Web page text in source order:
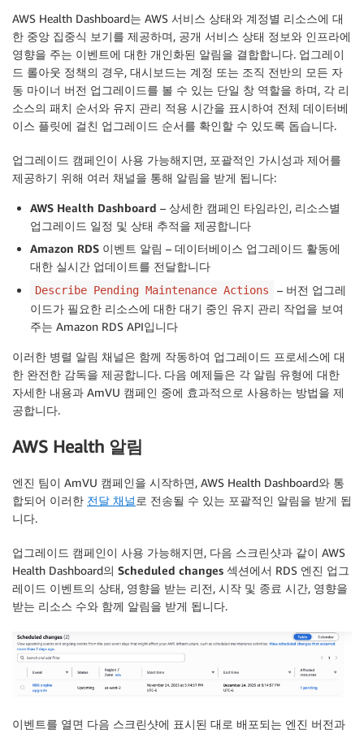
AWS Health Dashboard는 AWS 서비스 상태와 계정별 리소스에 대
한 중앙 집중식 보기를 제공하며, 공개 서비스 상태 정보와 인프라에
영향을 주는 이벤트에 대한 개인화된 알림을 결합합니다. 업그레이
드 롤아웃 정책의 경우, 대시보드는 계정 또는 조직 전반의 모든 자
동 마이너 버전 업그레이드를 볼 수 있는 단일 창 역할을 하며, 각 리
소스의 패치 순서와 유지 관리 적용 시간을 표시하여 전체 데이터베
이스 플릿에 걸친 업그레이드 순서를 확인할 수 있도록 돕습니다.
업그레이드 캠페인이 사용 가능해지면, 포괄적인 가시성과 제어를
제공하기 위해 여러 채널을 통해 알림을 받게 됩니다:
AWS Health Dashboard – 상세한 캠페인 타임라인, 리소스별
업그레이드 일정 및 상태 추적을 제공합니다
Amazon RDS 이벤트 알림 – 데이터베이스 업그레이드 활동에
대한 실시간 업데이트를 전달합니다
Describe Pending Maintenance Actions
– 버전 업그레
이드가 필요한 리소스에 대한 대기 중인 유지 관리 작업을 보여
주는 Amazon RDS API입니다
이러한 병렬 알림 채널은 함께 작동하여 업그레이드 프로세스에 대
한 완전한 감독을 제공합니다. 다음 예제들은 각 알림 유형에 대한
자세한 내용과 AmVU 캠페인 중에 효과적으로 사용하는 방법을 제
공합니다.
AWS Health 알림
엔진 팀이 AmVU 캠페인을 시작하면, AWS Health Dashboard와 통
합되어 이러한 전달 채널로 전송될 수 있는 포괄적인 알림을 받게 됩
니다.
업그레이드 캠페인이 사용 가능해지면, 다음 스크린샷과 같이 AWS
Health Dashboard의 Scheduled changes 섹션에서 RDS 엔진 업그
레이드 이벤트의 상태, 영향을 받는 리전, 시작 및 종료 시간, 영향을
받는 리소스 수와 함께 알림을 받게 됩니다.
이벤트를 열면 다음 스크린샷에 표시된 대로 배포되는 엔진 버전과